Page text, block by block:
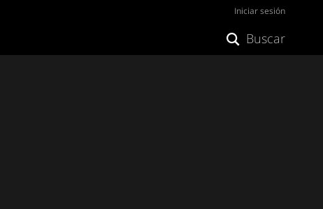
Iniciar sesión
Buscar